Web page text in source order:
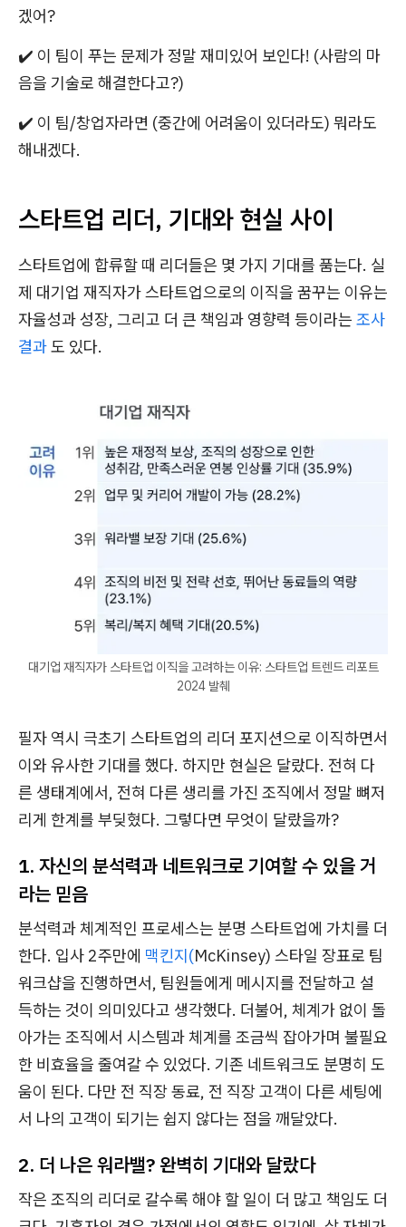
겠어?
✔️ 이 팀이 푸는 문제가 정말 재미있어 보인다! (사람의 마
음을 기술로 해결한다고?)
✔️ 이 팀/창업자라면 (중간에 어려움이 있더라도) 뭐라도
해내겠다.
스타트업 리더, 기대와 현실 사이
스타트업에 합류할 때 리더들은 몇 가지 기대를 품는다. 실
제 대기업 재직자가 스타트업으로의 이직을 꿈꾸는 이유는
자율성과 성장, 그리고 더 큰 책임과 영향력 등이라는 조사
결과도 있다.
대기업 재직자가 스타트업 이직을 고려하는 이유: 스타트업 트렌드 리포트
2024 발췌
필자 역시 극초기 스타트업의 리더 포지션으로 이직하면서
이와 유사한 기대를 했다. 하지만 현실은 달랐다. 전혀 다
른 생태계에서, 전혀 다른 생리를 가진 조직에서 정말 뼈저
리게 한계를 부딪혔다. 그렇다면 무엇이 달랐을까?
1. 자신의 분석력과 네트워크로 기여할 수 있을 거
라는 믿음
분석력과 체계적인 프로세스는 분명 스타트업에 가치를 더
한다. 입사 2주만에 맥킨지(McKinsey) 스타일 장표로 팀
워크샵을 진행하면서, 팀원들에게 메시지를 전달하고 설
득하는 것이 의미있다고 생각했다. 더불어, 체계가 없이 돌
아가는 조직에서 시스템과 체계를 조금씩 잡아가며 불필요
한 비효율을 줄여갈 수 있었다. 기존 네트워크도 분명히 도
움이 된다. 다만 전 직장 동료, 전 직장 고객이 다른 세팅에
서 나의 고객이 되기는 쉽지 않다는 점을 깨달았다.
2. 더 나은 워라밸? 완벽히 기대와 달랐다
작은 조직의 리더로 갈수록 해야 할 일이 더 많고 책임도 더